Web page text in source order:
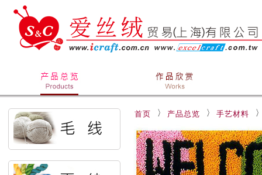
首页 产品总览 手艺材料